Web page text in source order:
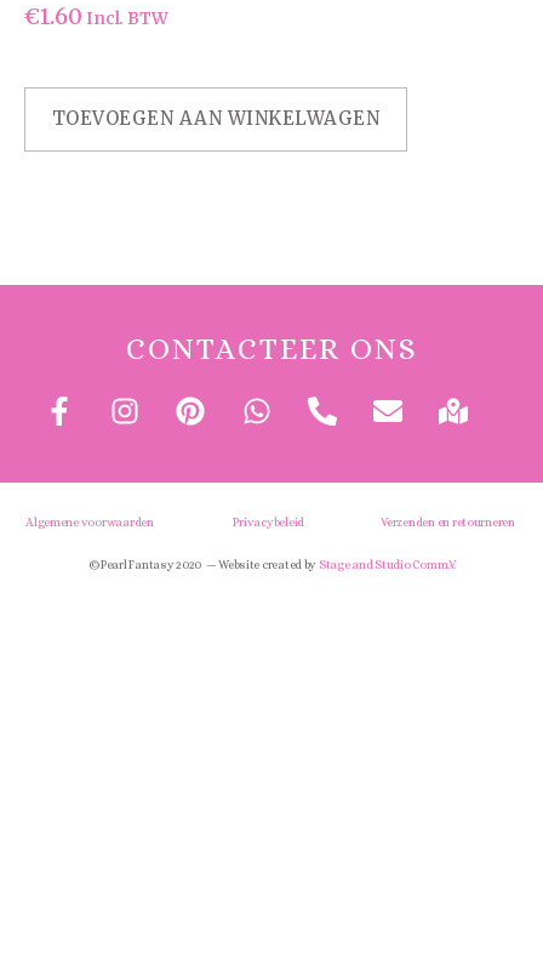
€1.60 Incl. BTW
TOEVOEGEN AAN WINKELWAGEN
CONTACTEER ONS
Algemene voorwaarden Privacybeleid Verzenden en retourneren
© Pearl Fantasy 2020 — Website created by Stage and Studio Comm.V.